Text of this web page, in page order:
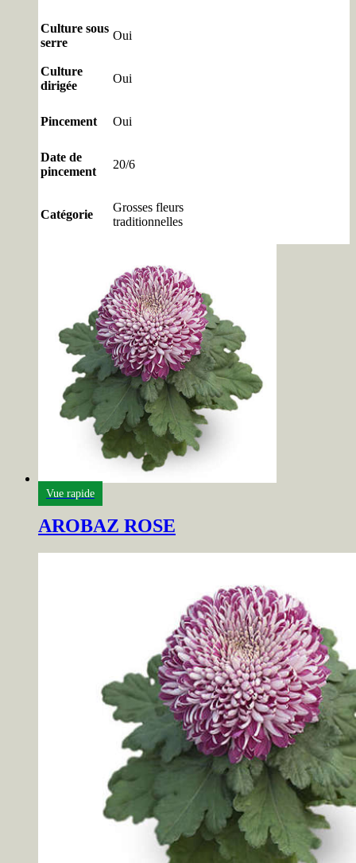
Culture sous
serre
Oui
Culture
dirigée
Oui
Pincement Oui
Date de
pincement
20/6
Catégorie
Grosses fleurs
traditionnelles
Vue rapide
AROBAZ ROSE